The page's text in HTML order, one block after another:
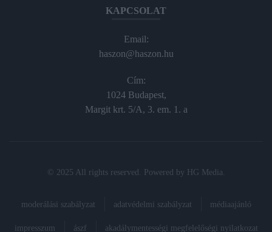
KAPCSOLAT
Email:
haszon@haszon.hu
Cím:
1024 Budapest,
Margit krt. 5/A, 3. em. 1. a
© 2025 All rights reserved. Powered by HG Media
moderálási szabályzat adatvédelmi szabályzat médiaajánló
impresszum ászf akadálymentességi megfelelőségi nyilatkozat